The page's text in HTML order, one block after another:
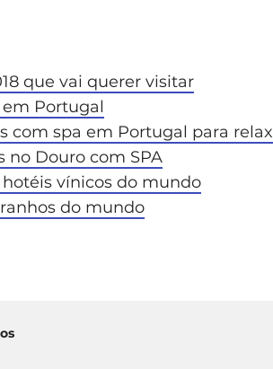
que vai querer visitar
em Portugal
com spa em Portugal para
no Douro com SPA
vínicos do mundo
do mundo